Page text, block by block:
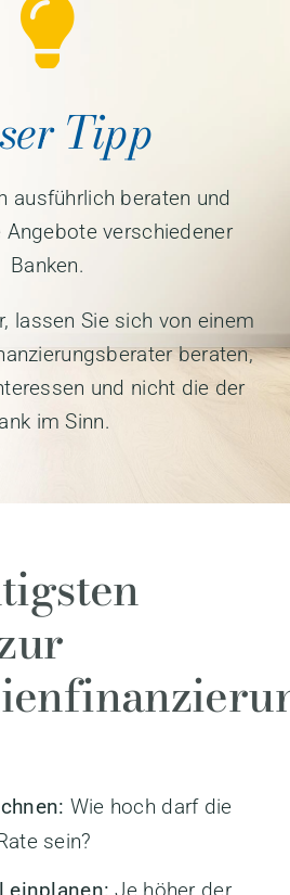
Tipp
ausführlich beraten und
Angebote verschiedener
Banken.
lassen Sie sich von einem
beraten,
und nicht die der
im Sinn.
Wie hoch darf die
sein?